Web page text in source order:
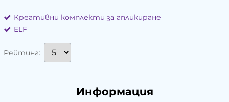
Креативни комплекти за апликиране
ELF
Рейтинг:
Информация